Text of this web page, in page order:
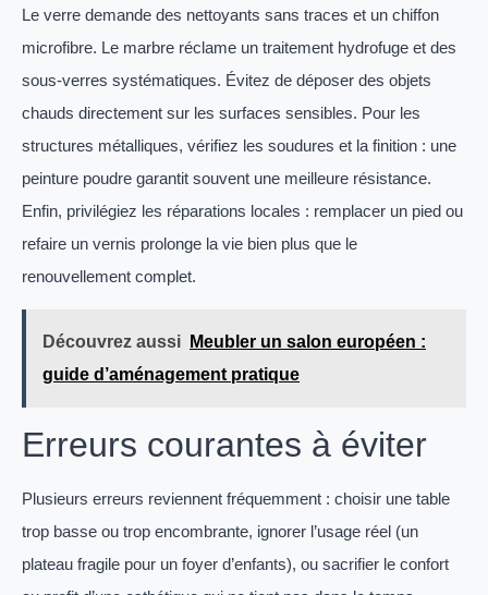
Le verre demande des nettoyants sans traces et un chiffon
microfibre. Le marbre réclame un traitement hydrofuge et des
sous-verres systématiques. Évitez de déposer des objets
chauds directement sur les surfaces sensibles. Pour les
structures métalliques, vérifiez les soudures et la finition : une
peinture poudre garantit souvent une meilleure résistance.
Enfin, privilégiez les réparations locales : remplacer un pied ou
refaire un vernis prolonge la vie bien plus que le
renouvellement complet.
Découvrez aussi
Meubler un salon européen :
guide d’aménagement pratique
Erreurs courantes à éviter
Plusieurs erreurs reviennent fréquemment : choisir une table
trop basse ou trop encombrante, ignorer l’usage réel (un
plateau fragile pour un foyer d’enfants), ou sacrifier le confort